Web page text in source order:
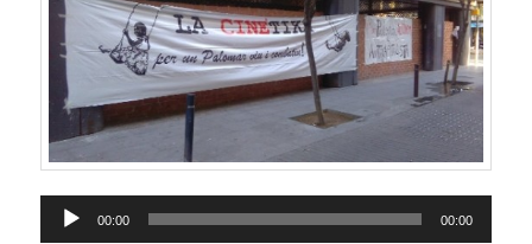
Reproductor
d'àudio
00:00 00:00